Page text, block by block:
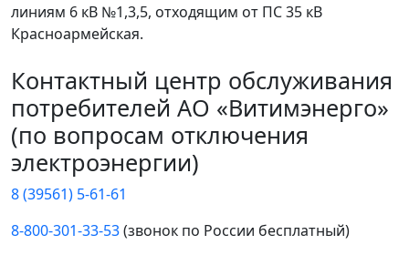
линиям 6 кВ №1,3,5, отходящим от ПС 35 кВ
Красноармейская.
Контактный центр обслуживания
потребителей АО «Витимэнерго»
(по вопросам отключения
электроэнергии)
8 (39561) 5-61-61
8-800-301-33-53(звонок по России бесплатный)